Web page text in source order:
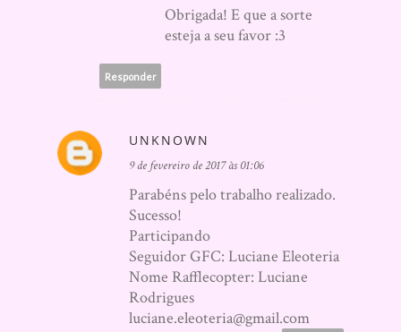
Obrigada! E que a sorte
esteja a seu favor :3
Responder
UNKNOWN
9 de fevereiro de 2017 às 01:06
Parabéns pelo trabalho realizado.
Sucesso!
Participando
Seguidor GFC: Luciane Eleoteria
Nome Rafflecopter: Luciane
Rodrigues
luciane.eleoteria@gmail.com